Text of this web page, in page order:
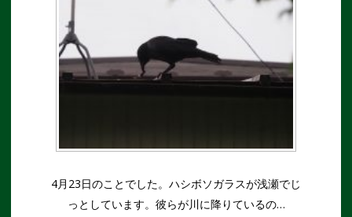
4月23日のことでした。ハシボソガラスが浅瀬でじ
っとしています。彼らが川に降りているの…